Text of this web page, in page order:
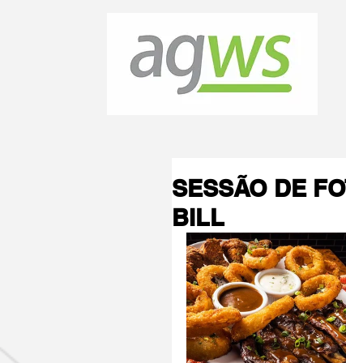
SESSÃO DE
BILL